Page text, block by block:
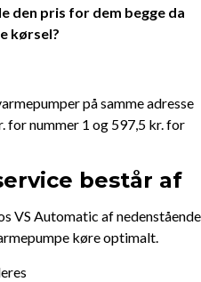
den pris for dem begge da
kørsel?
på samme adresse
for nummer 1 og 597,5 kr. for
består af
VS Automatic af nedenstående
køre optimalt.